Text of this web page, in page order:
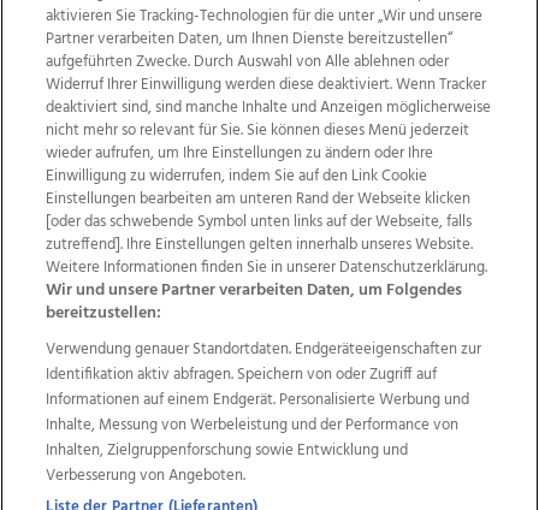
Wir über uns Mediadaten Kontakt
Jobs
Datenschutz
Impressum
AGB Anzeigekunden
AGB Website
Ehrenkodex Politische Werbung
Weitere Angebote des Medienhauses Wimmer
TV1 di-mog-i.at OÖNow
Ischler Woche
Life Radio
OÖNachrichten
OÖN Immobilien
OÖN Karriere
OÖN Reise
Promenaden Galerien
Regionaljobs
wasistlos.at wirtrauern.at
aktivieren Sie Tracking-Technologien für die unter „Wir und unsere
Partner verarbeiten Daten, um Ihnen Dienste bereitzustellen“
aufgeführten Zwecke. Durch Auswahl von Alle ablehnen oder
Widerruf Ihrer Einwilligung werden diese deaktiviert. Wenn Tracker
deaktiviert sind, sind manche Inhalte und Anzeigen möglicherweise
nicht mehr so relevant für Sie. Sie können dieses Menü jederzeit
wieder aufrufen, um Ihre Einstellungen zu ändern oder Ihre
Einwilligung zu widerrufen, indem Sie auf den Link Cookie
Einstellungen bearbeiten am unteren Rand der Webseite klicken
[oder das schwebende Symbol unten links auf der Webseite, falls
zutreffend]. Ihre Einstellungen gelten innerhalb unseres Website.
Weitere Informationen finden Sie in unserer Datenschutzerklärung.
Wir und unsere Partner verarbeiten Daten, um Folgendes
bereitzustellen:
Verwendung genauer Standortdaten. Endgeräteeigenschaften zur
Identifikation aktiv abfragen. Speichern von oder Zugriff auf
Informationen auf einem Endgerät. Personalisierte Werbung und
Inhalte, Messung von Werbeleistung und der Performance von
Inhalten, Zielgruppenforschung sowie Entwicklung und
Verbesserung von Angeboten.